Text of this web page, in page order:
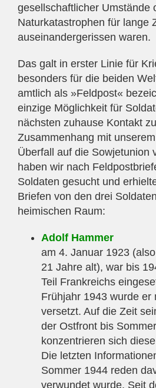
gesellschaftlicher Umstände
Naturkatastrophen für lange
auseinandergerissen waren.
Das galt in erster Linie für
besonders für die beiden
amtlich als »Feldpost«
einzige Möglichkeit für
nächsten zuhause Kontakt
Zusammenhang mit
Überfall auf die Sowjetunion
haben wir nach
Soldaten gesucht und
Briefen von den drei
heimischen Raum:
Adolf Hammer
am 4. Januar 1923
21 Jahre alt), war bis
Teil Frankreichs
Frühjahr 1943 wurde er
versetzt. Auf die Zeit
der Ostfront bis
konzentrieren sich
Die letzten
Sommer 1944 reden
verwundet wurde. Seit